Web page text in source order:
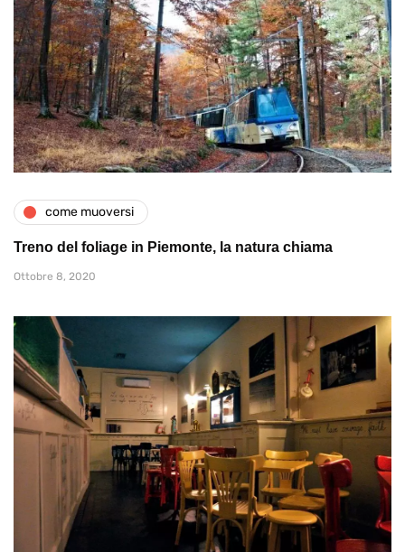
come muoversi
Treno del foliage in Piemonte, la natura chiama
Ottobre 8, 2020